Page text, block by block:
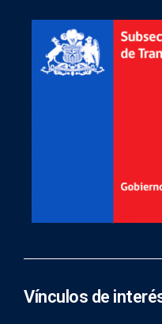
Vínculos de